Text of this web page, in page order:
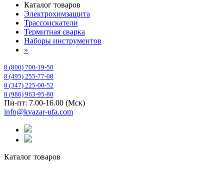
Каталог товаров
Электрохимзащита
Трассоискатели
Термитная сварка
Наборы инструментов
»
8 (800) 700-19-50
8 (495) 255-77-08
8 (347) 225-00-52
8 (986) 963-95-80
Пн-пт: 7.00-16.00 (Мск)
info@kvazar-ufa.com
Каталог товаров